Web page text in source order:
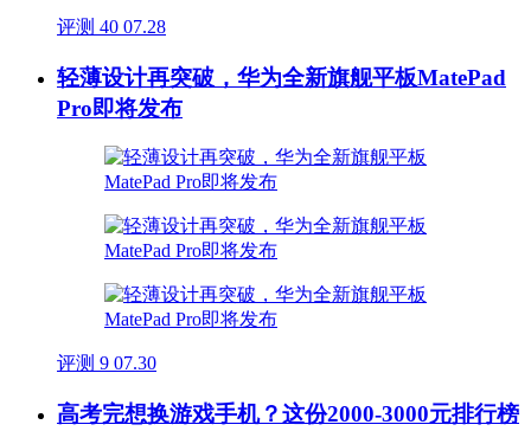
评测 40 07.28
轻薄设计再突破，华为全新旗舰平板MatePad
Pro即将发布
评测 9 07.30
高考完想换游戏手机？这份2000-3000元排行榜